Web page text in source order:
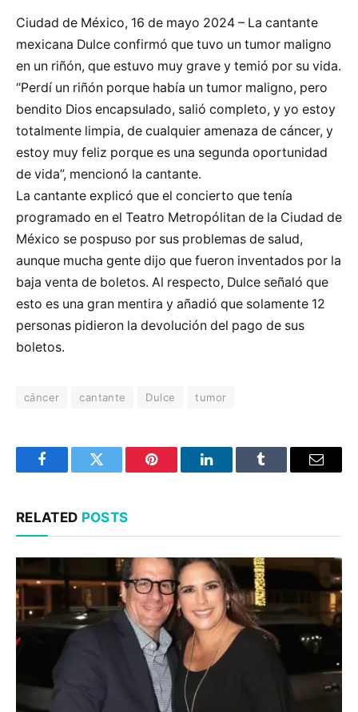
Ciudad de México, 16 de mayo 2024 – La cantante
mexicana Dulce confirmó que tuvo un tumor maligno
en un riñón, que estuvo muy grave y temió por su vida.
“Perdí un riñón porque había un tumor maligno, pero
bendito Dios encapsulado, salió completo, y yo estoy
totalmente limpia, de cualquier amenaza de cáncer, y
estoy muy feliz porque es una segunda oportunidad
de vida”, mencionó la cantante.
La cantante explicó que el concierto que tenía
programado en el Teatro Metropólitan de la Ciudad de
México se pospuso por sus problemas de salud,
aunque mucha gente dijo que fueron inventados por la
baja venta de boletos. Al respecto, Dulce señaló que
esto es una gran mentira y añadió que solamente 12
personas pidieron la devolución del pago de sus
boletos.
cáncer cantante Dulce tumor
FacebookTwitter Pinterest LinkedInTumblr Email
RELATED POSTS